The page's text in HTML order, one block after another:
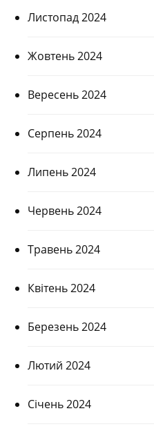
Листопад 2024
Жовтень 2024
Вересень 2024
Серпень 2024
Липень 2024
Червень 2024
Травень 2024
Квітень 2024
Березень 2024
Лютий 2024
Січень 2024